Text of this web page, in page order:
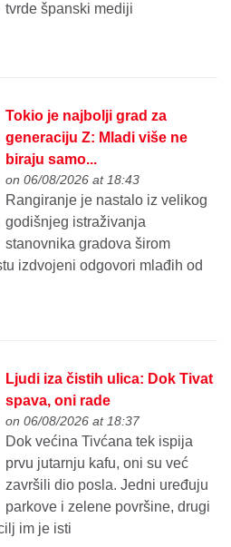
tvrde španski mediji
Tokio je najbolji grad za
generaciju Z: Mladi više ne
biraju samo...
on 06/08/2026 at 18:43
Rangiranje je nastalo iz velikog
godišnjeg istraživanja
stanovnika gradova širom
izdvojeni odgovori mlađih od
Ljudi iza čistih ulica: Dok Tivat
spava, oni rade
on 06/08/2026 at 18:37
Dok većina Tivćana tek ispija
prvu jutarnju kafu, oni su već
završili dio posla. Jedni uređuju
parkove i zelene površine, drugi
im je isti